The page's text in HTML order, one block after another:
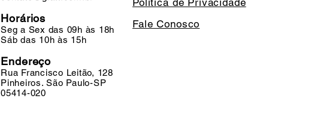
Horários
Seg a Sex das 09h às 18h
Sáb das 10h às 15h
Endereço
Rua Francisco Leitão, 128
Pinheiros. São Paulo-SP
05414-020
Política de Privacidade
Fale Conosco